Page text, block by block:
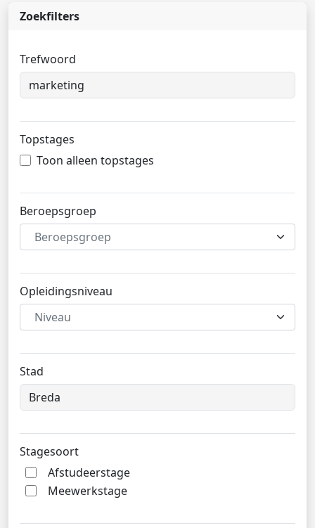
Zoekfilters
Trefwoord
Topstages
Toon alleen topstages
Beroepsgroep
Beroepsgroep
Opleidingsniveau
Niveau
Stad
Stagesoort
Afstudeerstage
Meewerkstage